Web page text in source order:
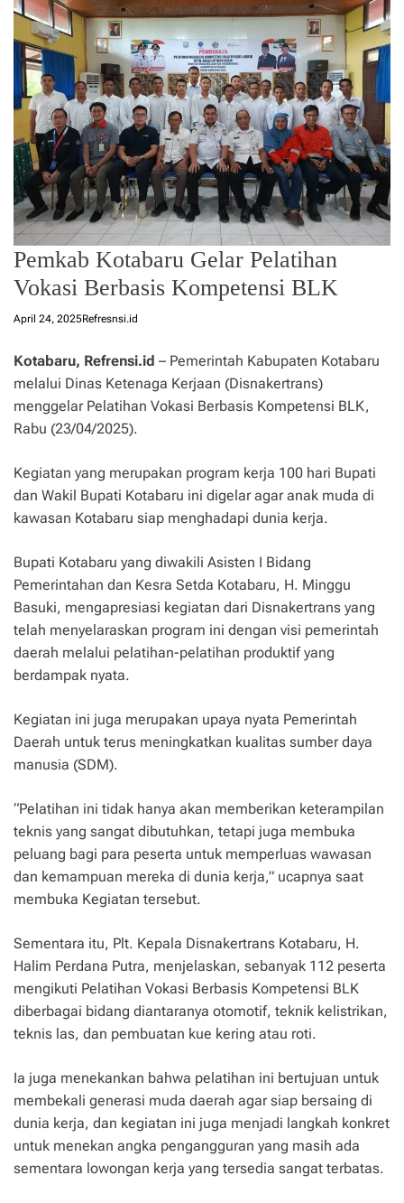
Pemkab Kotabaru Gelar Pelatihan
Vokasi Berbasis Kompetensi BLK
April 24, 2025Refresnsi.id
Kotabaru, Refrensi.id – Pemerintah Kabupaten Kotabaru
melalui Dinas Ketenaga Kerjaan (Disnakertrans)
menggelar Pelatihan Vokasi Berbasis Kompetensi BLK,
Rabu (23/04/2025).
Kegiatan yang merupakan program kerja 100 hari Bupati
dan Wakil Bupati Kotabaru ini digelar agar anak muda di
kawasan Kotabaru siap menghadapi dunia kerja.
Bupati Kotabaru yang diwakili Asisten I Bidang
Pemerintahan dan Kesra Setda Kotabaru, H. Minggu
Basuki, mengapresiasi kegiatan dari Disnakertrans yang
telah menyelaraskan program ini dengan visi pemerintah
daerah melalui pelatihan-pelatihan produktif yang
berdampak nyata.
Kegiatan ini juga merupakan upaya nyata Pemerintah
Daerah untuk terus meningkatkan kualitas sumber daya
manusia (SDM).
“Pelatihan ini tidak hanya akan memberikan keterampilan
teknis yang sangat dibutuhkan, tetapi juga membuka
peluang bagi para peserta untuk memperluas wawasan
dan kemampuan mereka di dunia kerja,” ucapnya saat
membuka Kegiatan tersebut.
Sementara itu, Plt. Kepala Disnakertrans Kotabaru, H.
Halim Perdana Putra, menjelaskan, sebanyak 112 peserta
mengikuti Pelatihan Vokasi Berbasis Kompetensi BLK
diberbagai bidang diantaranya otomotif, teknik kelistrikan,
teknis las, dan pembuatan kue kering atau roti.
Ia juga menekankan bahwa pelatihan ini bertujuan untuk
membekali generasi muda daerah agar siap bersaing di
dunia kerja, dan kegiatan ini juga menjadi langkah konkret
untuk menekan angka pengangguran yang masih ada
sementara lowongan kerja yang tersedia sangat terbatas.